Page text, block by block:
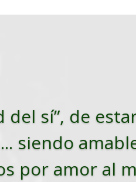
del sí”, de
siendo
por amor al